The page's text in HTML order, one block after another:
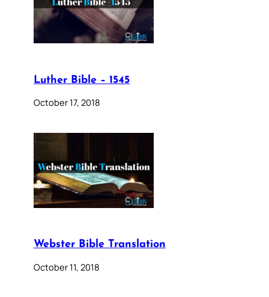
Luther Bible – 1545
October 17, 2018
Webster Bible Translation
October 11, 2018